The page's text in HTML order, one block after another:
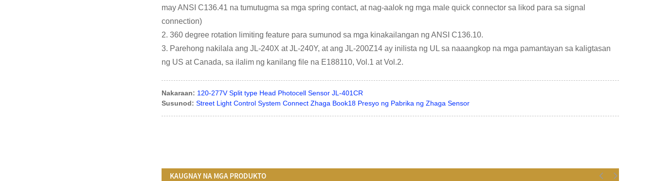
may ANSI C136.41 na tumutugma sa mga spring contact, at nag-aalok ng mga male quick connector sa likod para sa signal
connection)
2. 360 degree rotation limiting feature para sumunod sa mga kinakailangan ng ANSI C136.10.
3. Parehong nakilala ang JL-240X at JL-240Y, at ang JL-200Z14 ay inilista ng UL sa naaangkop na mga pamantayan sa kaligtasan
ng US at Canada, sa ilalim ng kanilang file na E188110, Vol.1 at Vol.2.
Nakaraan: 120-277V Split type Head Photocell Sensor JL-401CR
Susunod: Street Light Control System Connect Zhaga Book18 Presyo ng Pabrika ng Zhaga Sensor
KAUGNAY NA MGA PRODUKTO